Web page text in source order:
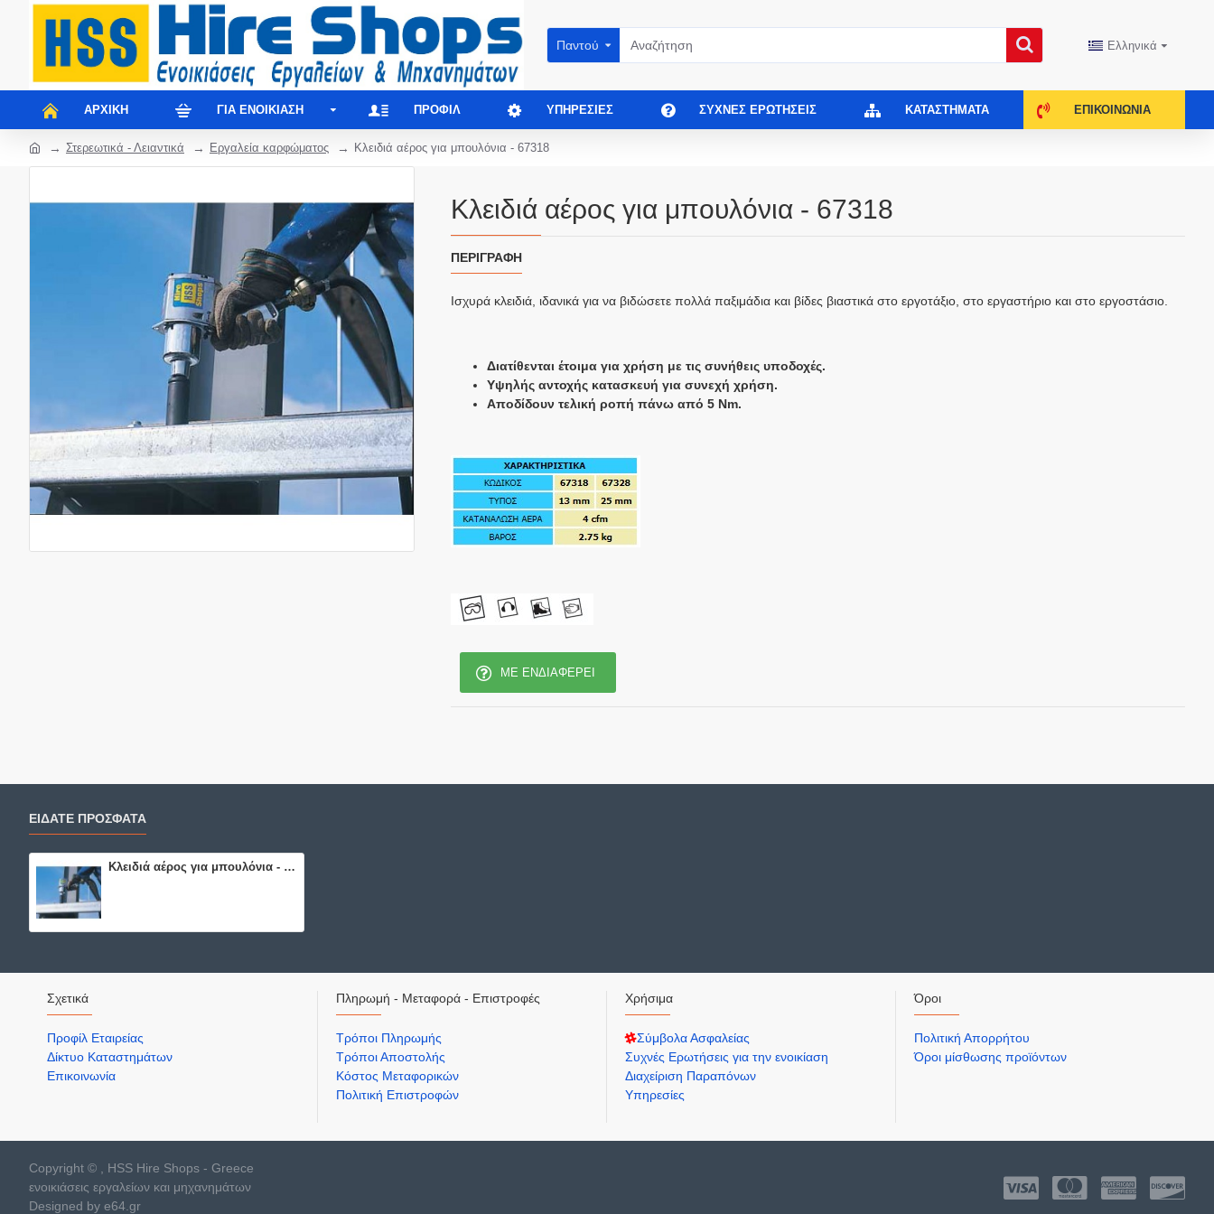
Παντού Ελληνικά
ΑΡΧΙΚΉ ΓΙΑ ΕΝΟΙΚΊΑΣΗ ΠΡΟΦΊΛ ΥΠΗΡΕΣΊΕΣ ΣΥΧΝΈΣ ΕΡΩΤΉΣΕΙΣ ΚΑΤΑΣΤΉΜΑΤΑ ΕΠΙΚΟΙΝΩΝΊΑ
Στερεωτικά - Λειαντικά Εργαλεία καρφώματος Κλειδιά αέρος για μπουλόνια - 67318
Κλειδιά αέρος για μπουλόνια - 67318
ΠΕΡΙΓΡΑΦΉ
Ισχυρά κλειδιά, ιδανικά για να βιδώσετε πολλά παξιμάδια και βίδες βιαστικά στο εργοτάξιο, στο εργαστήριο και στο εργοστάσιο.
Διατίθενται έτοιμα για χρήση με τις συνήθεις υποδοχές.
Υψηλής αντοχής κατασκευή για συνεχή χρήση.
Αποδίδουν τελική ροπή πάνω από 5 Nm.
ΜΕ ΕΝΔΙΑΦΈΡΕΙ
ΕΙΔΑΤΕ ΠΡΟΣΦΑΤΑ
Κλειδιά αέρος για μπουλόνια - 67318
Σχετικά
Προφίλ Εταιρείας
Δίκτυο Καταστημάτων
Επικοινωνία
Πληρωμή - Μεταφορά - Επιστροφές
Τρόποι Πληρωμής
Τρόποι Αποστολής
Κόστος Μεταφορικών
Πολιτική Επιστροφών
Χρήσιμα
Σύμβολα Ασφαλείας
Συχνές Ερωτήσεις για την ενοικίαση
Διαχείριση Παραπόνων
Υπηρεσίες
Όροι
Πολιτική Απορρήτου
Όροι μίσθωσης προϊόντων
Copyright © , HSS Hire Shops - Greece
ενοικιάσεις εργαλείων και μηχανημάτων
Designed by e64.gr